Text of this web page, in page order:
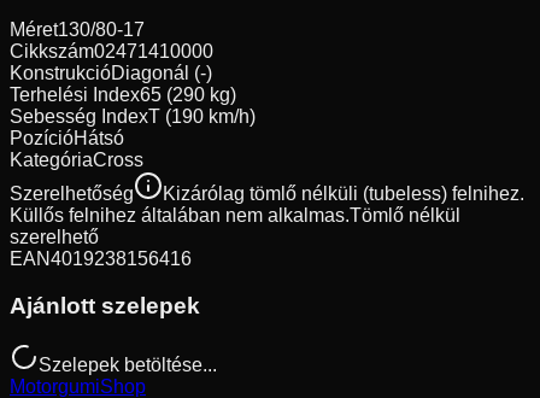
Méret130/80-17
Cikkszám02471410000
KonstrukcióDiagonál (-)
Terhelési Index65 (290 kg)
Sebesség IndexT (190 km/h)
PozícióHátsó
KategóriaCross
Szerelhetőség
Kizárólag tömlő nélküli (tubeless) felnihez.
Küllős felnihez általában nem alkalmas.Tömlő nélkül
szerelhető
EAN4019238156416
Ajánlott szelepek
Szelepek betöltése...
MotorgumiShop